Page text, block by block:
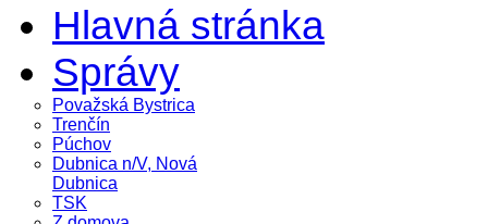
Hlavná stránka
Správy
Považská Bystrica
Trenčín
Púchov
Dubnica n/V, Nová
Dubnica
TSK